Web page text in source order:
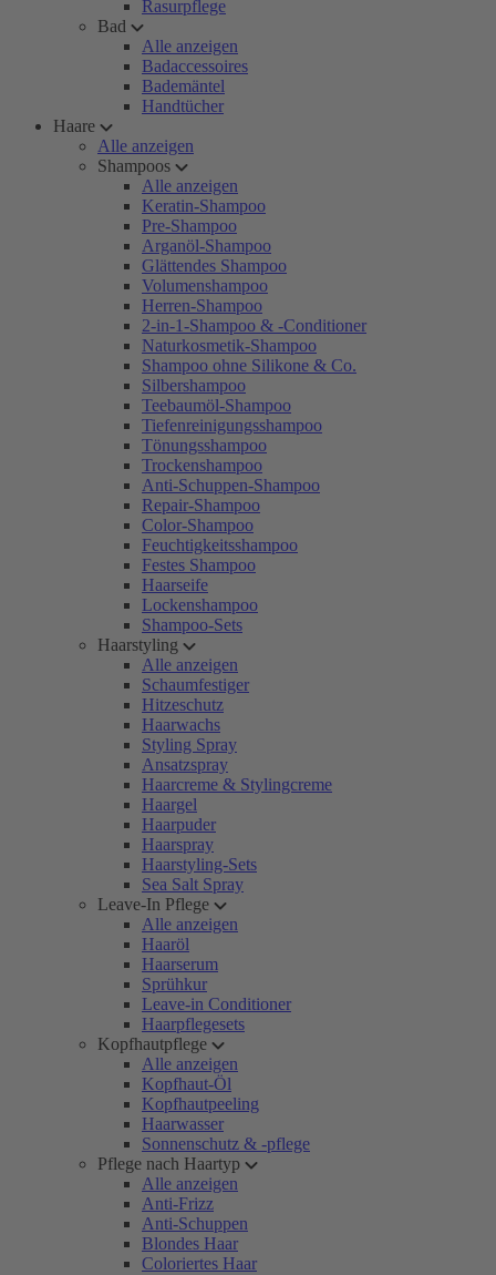
Rasurpflege
Bad
Alle anzeigen
Badaccessoires
Bademäntel
Handtücher
Haare
Alle anzeigen
Shampoos
Alle anzeigen
Keratin-Shampoo
Pre-Shampoo
Arganöl-Shampoo
Glättendes Shampoo
Volumenshampoo
Herren-Shampoo
2-in-1-Shampoo & -Conditioner
Naturkosmetik-Shampoo
Shampoo ohne Silikone & Co.
Silbershampoo
Teebaumöl-Shampoo
Tiefenreinigungsshampoo
Tönungsshampoo
Trockenshampoo
Anti-Schuppen-Shampoo
Repair-Shampoo
Color-Shampoo
Feuchtigkeitsshampoo
Festes Shampoo
Haarseife
Lockenshampoo
Shampoo-Sets
Haarstyling
Alle anzeigen
Schaumfestiger
Hitzeschutz
Haarwachs
Styling Spray
Ansatzspray
Haarcreme & Stylingcreme
Haargel
Haarpuder
Haarspray
Haarstyling-Sets
Sea Salt Spray
Leave-In Pflege
Alle anzeigen
Haaröl
Haarserum
Sprühkur
Leave-in Conditioner
Haarpflegesets
Kopfhautpflege
Alle anzeigen
Kopfhaut-Öl
Kopfhautpeeling
Haarwasser
Sonnenschutz & -pflege
Pflege nach Haartyp
Alle anzeigen
Anti-Frizz
Anti-Schuppen
Blondes Haar
Coloriertes Haar